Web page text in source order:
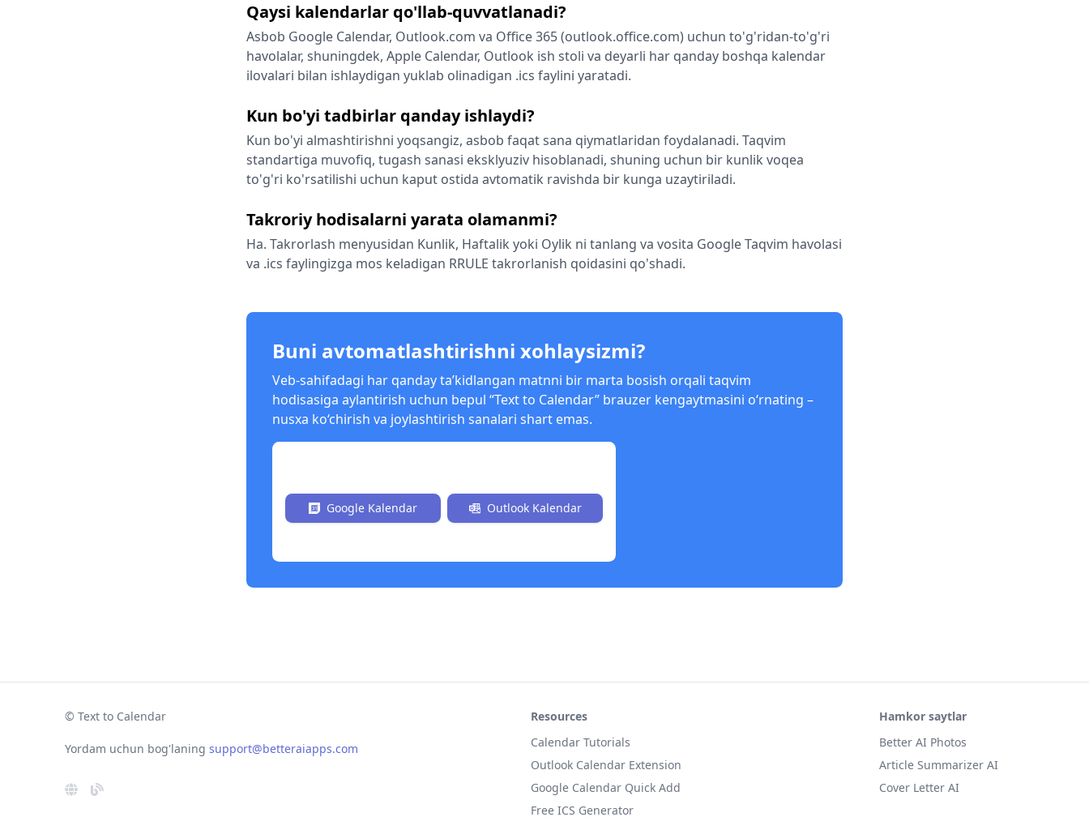
Qaysi kalendarlar qo'llab-quvvatlanadi?
Asbob Google Calendar, Outlook.com va Office 365 (outlook.office.com) uchun to'g'ridan-to'g'ri
havolalar, shuningdek, Apple Calendar, Outlook ish stoli va deyarli har qanday boshqa kalendar
ilovalari bilan ishlaydigan yuklab olinadigan .ics faylini yaratadi.
Kun bo'yi tadbirlar qanday ishlaydi?
Kun bo'yi almashtirishni yoqsangiz, asbob faqat sana qiymatlaridan foydalanadi. Taqvim
standartiga muvofiq, tugash sanasi eksklyuziv hisoblanadi, shuning uchun bir kunlik voqea
to'g'ri ko'rsatilishi uchun kaput ostida avtomatik ravishda bir kunga uzaytiriladi.
Takroriy hodisalarni yarata olamanmi?
Ha. Takrorlash menyusidan Kunlik, Haftalik yoki Oylik ni tanlang va vosita Google Taqvim havolasi
va .ics faylingizga mos keladigan RRULE takrorlanish qoidasini qo'shadi.
Buni avtomatlashtirishni xohlaysizmi?
Veb-sahifadagi har qanday ta’kidlangan matnni bir marta bosish orqali taqvim
hodisasiga aylantirish uchun bepul “Text to Calendar” brauzer kengaytmasini o‘rnating –
nusxa ko‘chirish va joylashtirish sanalari shart emas.
Google Kalendar Outlook Kalendar
© Text to Calendar
Yordam uchun bog'laning support@betteraiapps.com
Resources
Calendar Tutorials
Outlook Calendar Extension
Google Calendar Quick Add
Free ICS Generator
Hamkor saytlar
Better AI Photos
Article Summarizer AI
Cover Letter AI